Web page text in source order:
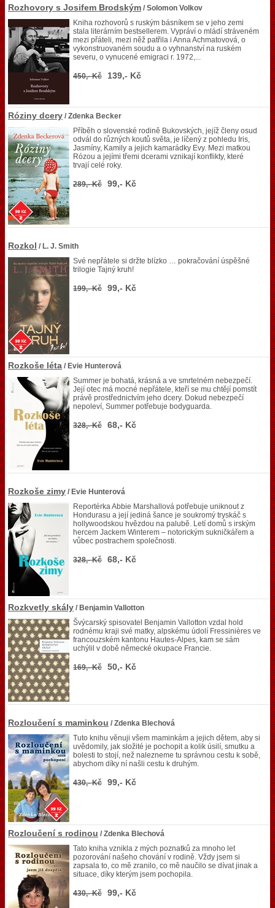
Rozhovory s Josifem Brodským / Solomon Volkov
Kniha rozhovorů s ruským básníkem se v jeho zemi
stala literárním bestsellerem. Vypráví o mládí stráveném
mezi přáteli, mezi něž patřila i Anna Achmatovová, o
vykonstruovaném soudu a o vyhnanství na ruském
severu, o vynucené emigraci r. 1972,...
450,- Kč 139,- Kč
Róziny dcery / Zdenka Becker
Příběh o slovenské rodině Bukovských, jejíž členy osud
odvál do různých koutů světa, je líčený z pohledu Iris,
Jasmíny, Kamily a jejich kamarádky Evy. Mezi matkou
Rózou a jejími třemi dcerami vznikají konflikty, které
trvají celé roky.
289,- Kč 99,- Kč
Rozkol / L. J. Smith
Své nepřátele si držte blízko … pokračování úspěšné
trilogie Tajný kruh!
199,- Kč 99,- Kč
Rozkoše léta / Evie Hunterová
Summer je bohatá, krásná a ve smrtelném nebezpečí.
Její otec má mocné nepřátele, kteří se mu chtějí pomstít
právě prostřednictvím jeho dcery. Dokud nebezpečí
nepoleví, Summer potřebuje bodyguarda.
328,- Kč 68,- Kč
Rozkoše zimy / Evie Hunterová
Reportérka Abbie Marshallová potřebuje uniknout z
Hondurasu a její jediná šance je soukromý tryskáč s
hollywoodskou hvězdou na palubě. Letí domů s irským
hercem Jackem Winterem – notorickým sukničkářem a
vůbec postrachem společnosti.
328,- Kč 68,- Kč
Rozkvetly skály / Benjamin Vallotton
Švýcarský spisovatel Benjamin Vallotton vzdal hold
rodnému kraji své matky, alpskému údolí Fressinières ve
francouzském kantonu Hautes-Alpes, kam se sám
uchýlil v době německé okupace Francie.
169,- Kč 50,- Kč
Rozloučení s maminkou / Zdenka Blechová
Tuto knihu věnuji všem maminkám a jejich dětem, aby si
uvědomily, jak složité je pochopit a kolik úsilí, smutku a
bolesti to stojí, než nalezneme tu správnou cestu k sobě,
abychom díky ní našli cestu k druhým.
430,- Kč 99,- Kč
Rozloučení s rodinou / Zdenka Blechová
Tato kniha vznikla z mých poznatků za mnoho let
pozorování našeho chování v rodině. Vždy jsem si
zapsala to, co mě zranilo, co mě naučilo se dívat jinak a
situace, díky kterým jsem pochopila.
430,- Kč 99,- Kč